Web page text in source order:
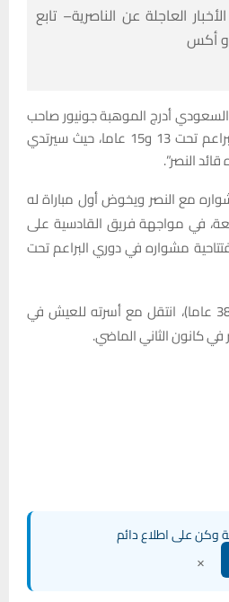
العاجلة عن الناصرية– تابع
أكس
السعودي أدرج الموهبة جونيور صاحب
الـ13 عاما، في كشوفات البراعم تحت 13 و15 عاما، حيث سيرتدي
مع النصر ويخوض أول مباراة له
في مواجهة فريق القادسية على
مشواره في دوري البراعم تحت
يذكر أن كريستيانو رونالدو (38 عاما)، انتقل مع أسرته للعيش في
كانون الثاني الماضي.
وكن على اطلاع دائم
×